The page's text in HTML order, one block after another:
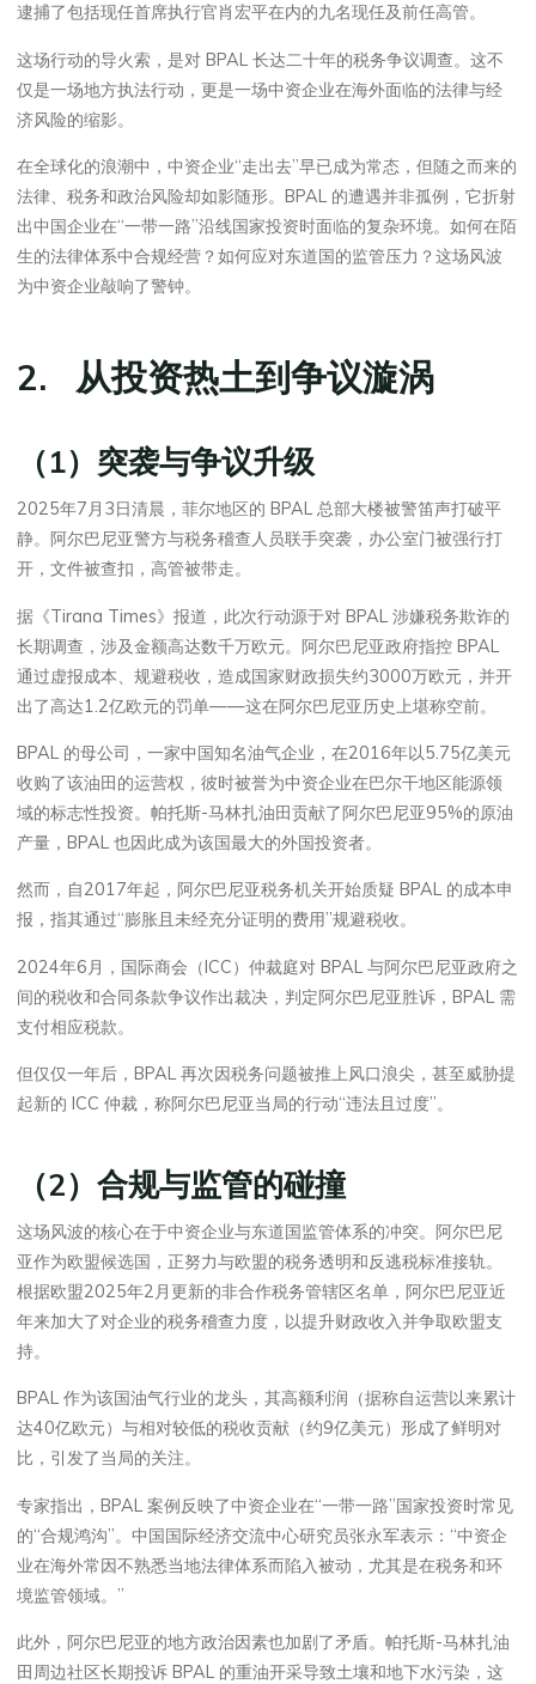
逮捕了包括现任首席执行官肖宏平在内的九名现任及前任高管。
这场行动的导火索，是对 BPAL 长达二十年的税务争议调查。这不
仅是一场地方执法行动，更是一场中资企业在海外面临的法律与经
济风险的缩影。
在全球化的浪潮中，中资企业“走出去”早已成为常态，但随之而来的
法律、税务和政治风险却如影随形。BPAL 的遭遇并非孤例，它折射
出中国企业在“一带一路”沿线国家投资时面临的复杂环境。如何在陌
生的法律体系中合规经营？如何应对东道国的监管压力？这场风波
为中资企业敲响了警钟。
2. 从投资热土到争议漩涡
（1）突袭与争议升级
2025年7月3日清晨，菲尔地区的 BPAL 总部大楼被警笛声打破平
静。阿尔巴尼亚警方与税务稽查人员联手突袭，办公室门被强行打
开，文件被查扣，高管被带走。
据《Tirana Times》报道，此次行动源于对 BPAL 涉嫌税务欺诈的
长期调查，涉及金额高达数千万欧元。阿尔巴尼亚政府指控 BPAL
通过虚报成本、规避税收，造成国家财政损失约3000万欧元，并开
出了高达1.2亿欧元的罚单——这在阿尔巴尼亚历史上堪称空前。
BPAL 的母公司，一家中国知名油气企业，在2016年以5.75亿美元
收购了该油田的运营权，彼时被誉为中资企业在巴尔干地区能源领
域的标志性投资。帕托斯-马林扎油田贡献了阿尔巴尼亚95%的原油
产量，BPAL 也因此成为该国最大的外国投资者。
然而，自2017年起，阿尔巴尼亚税务机关开始质疑 BPAL 的成本申
报，指其通过“膨胀且未经充分证明的费用”规避税收。
2024年6月，国际商会（ICC）仲裁庭对 BPAL 与阿尔巴尼亚政府之
间的税收和合同条款争议作出裁决，判定阿尔巴尼亚胜诉，BPAL 需
支付相应税款。
但仅仅一年后，BPAL 再次因税务问题被推上风口浪尖，甚至威胁提
起新的 ICC 仲裁，称阿尔巴尼亚当局的行动“违法且过度”。
（2）合规与监管的碰撞
这场风波的核心在于中资企业与东道国监管体系的冲突。阿尔巴尼
亚作为欧盟候选国，正努力与欧盟的税务透明和反逃税标准接轨。
根据欧盟2025年2月更新的非合作税务管辖区名单，阿尔巴尼亚近
年来加大了对企业的税务稽查力度，以提升财政收入并争取欧盟支
持。
BPAL 作为该国油气行业的龙头，其高额利润（据称自运营以来累计
达40亿欧元）与相对较低的税收贡献（约9亿美元）形成了鲜明对
比，引发了当局的关注。
专家指出，BPAL 案例反映了中资企业在“一带一路”国家投资时常见
的“合规鸿沟”。中国国际经济交流中心研究员张永军表示：“中资企
业在海外常因不熟悉当地法律体系而陷入被动，尤其是在税务和环
境监管领域。”
此外，阿尔巴尼亚的地方政治因素也加剧了矛盾。帕托斯-马林扎油
田周边社区长期投诉 BPAL 的重油开采导致土壤和地下水污染，这